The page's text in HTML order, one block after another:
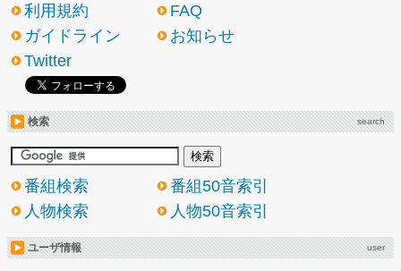
利用規約
FAQ
ガイドライン
お知らせ
Twitter
検索 search
番組検索
番組50音索引
人物検索
人物50音索引
ユーザ情報 user